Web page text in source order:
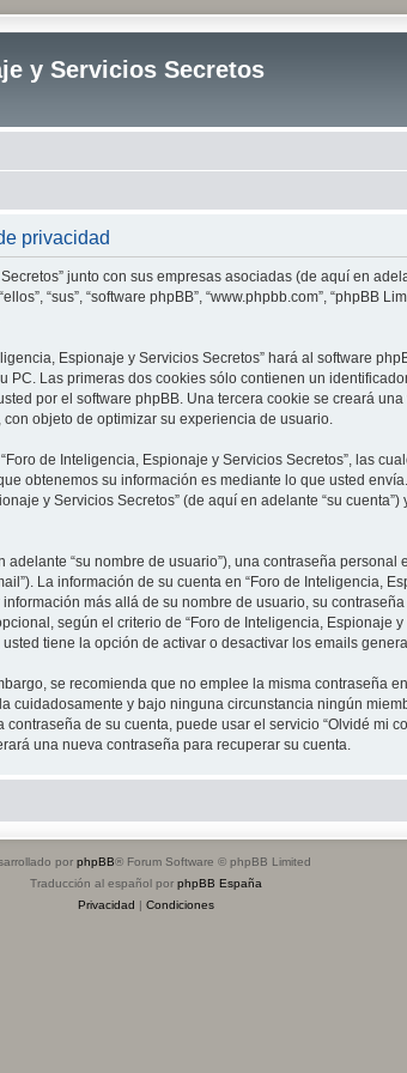
y Servicios Secretos
privacidad
junto con sus empresas asociadas (de aquí en
“sus”, “software phpBB”, “www.phpbb.com”, “phpBB
Espionaje y Servicios Secretos” hará al software
Las primeras dos cookies sólo contienen un
por el software phpBB. Una tercera cookie se creará
objeto de optimizar su experiencia de usuario.
de Inteligencia, Espionaje y Servicios Secretos”, las
obtenemos su información es mediante lo que usted
y Servicios Secretos” (de aquí en adelante “su
“su nombre de usuario”), una contraseña
La información de su cuenta en “Foro de Inteligencia,
más allá de su nombre de usuario, su
según el criterio de “Foro de Inteligencia, Espionaje
tiene la opción de activar o desactivar los emails
se recomienda que no emplee la misma contraseña
y bajo ninguna circunstancia ningún
de su cuenta, puede usar el servicio “Olvidé mi
una nueva contraseña para recuperar su cuenta.
por phpBB® Forum Software © phpBB Limited
Traducción al español por phpBB España
Privacidad | Condiciones